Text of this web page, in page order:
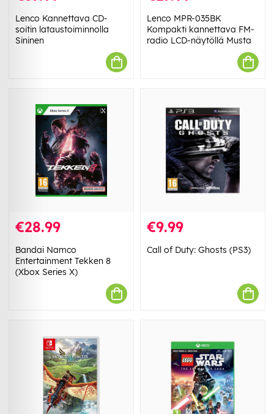
Lenco Kannettava CD-
soitin lataustoiminnolla
Sininen
Lenco MPR-035BK
Kompakti kannettava FM-
radio LCD-näytöllä Musta
€28.99
Bandai Namco
Entertainment Tekken 8
(Xbox Series X)
€9.99
Call of Duty: Ghosts (PS3)